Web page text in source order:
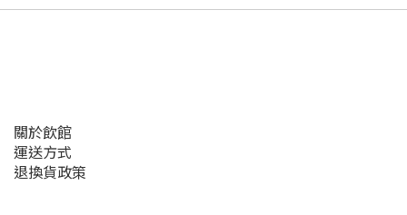
關於飲館
運送方式
退換貨政策